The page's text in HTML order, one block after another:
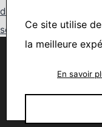
décembre 2022
septembre 2022
août 2022
avril 2022
Ce site utilise
la meilleure
En savoir
Nous utilisons des
You can find out